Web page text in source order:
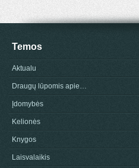
Temos
Aktualu
Draugų lūpomis apie…
Įdomybės
Kelionės
Knygos
Laisvalaikis